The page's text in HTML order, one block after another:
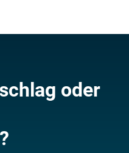
oder